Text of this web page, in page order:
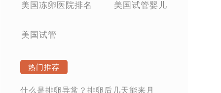
美国冻卵医院排名 美国试管婴儿
美国试管
热门推荐
什么是排卵异常？排卵后几天能来月